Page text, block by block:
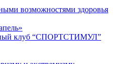
возможностями здоровья
клуб “СПОРТСТИМУЛ”